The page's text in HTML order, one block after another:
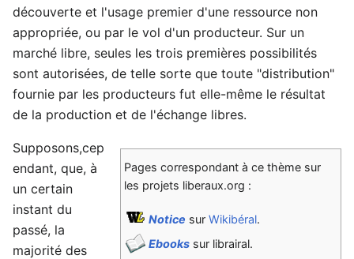
découverte et l'usage premier d'une ressource non
appropriée, ou par le vol d'un producteur. Sur un
marché libre, seules les trois premières possibilités
sont autorisées, de telle sorte que toute "distribution"
fournie par les producteurs fut elle-même le résultat
de la production et de l'échange libres.
Pages correspondant à ce thème sur
les projets liberaux.org :
Notice sur Wikibéral.
Ebooks sur librairal.
Supposons,cep
endant, que, à
un certain
instant du
passé, la
majorité des